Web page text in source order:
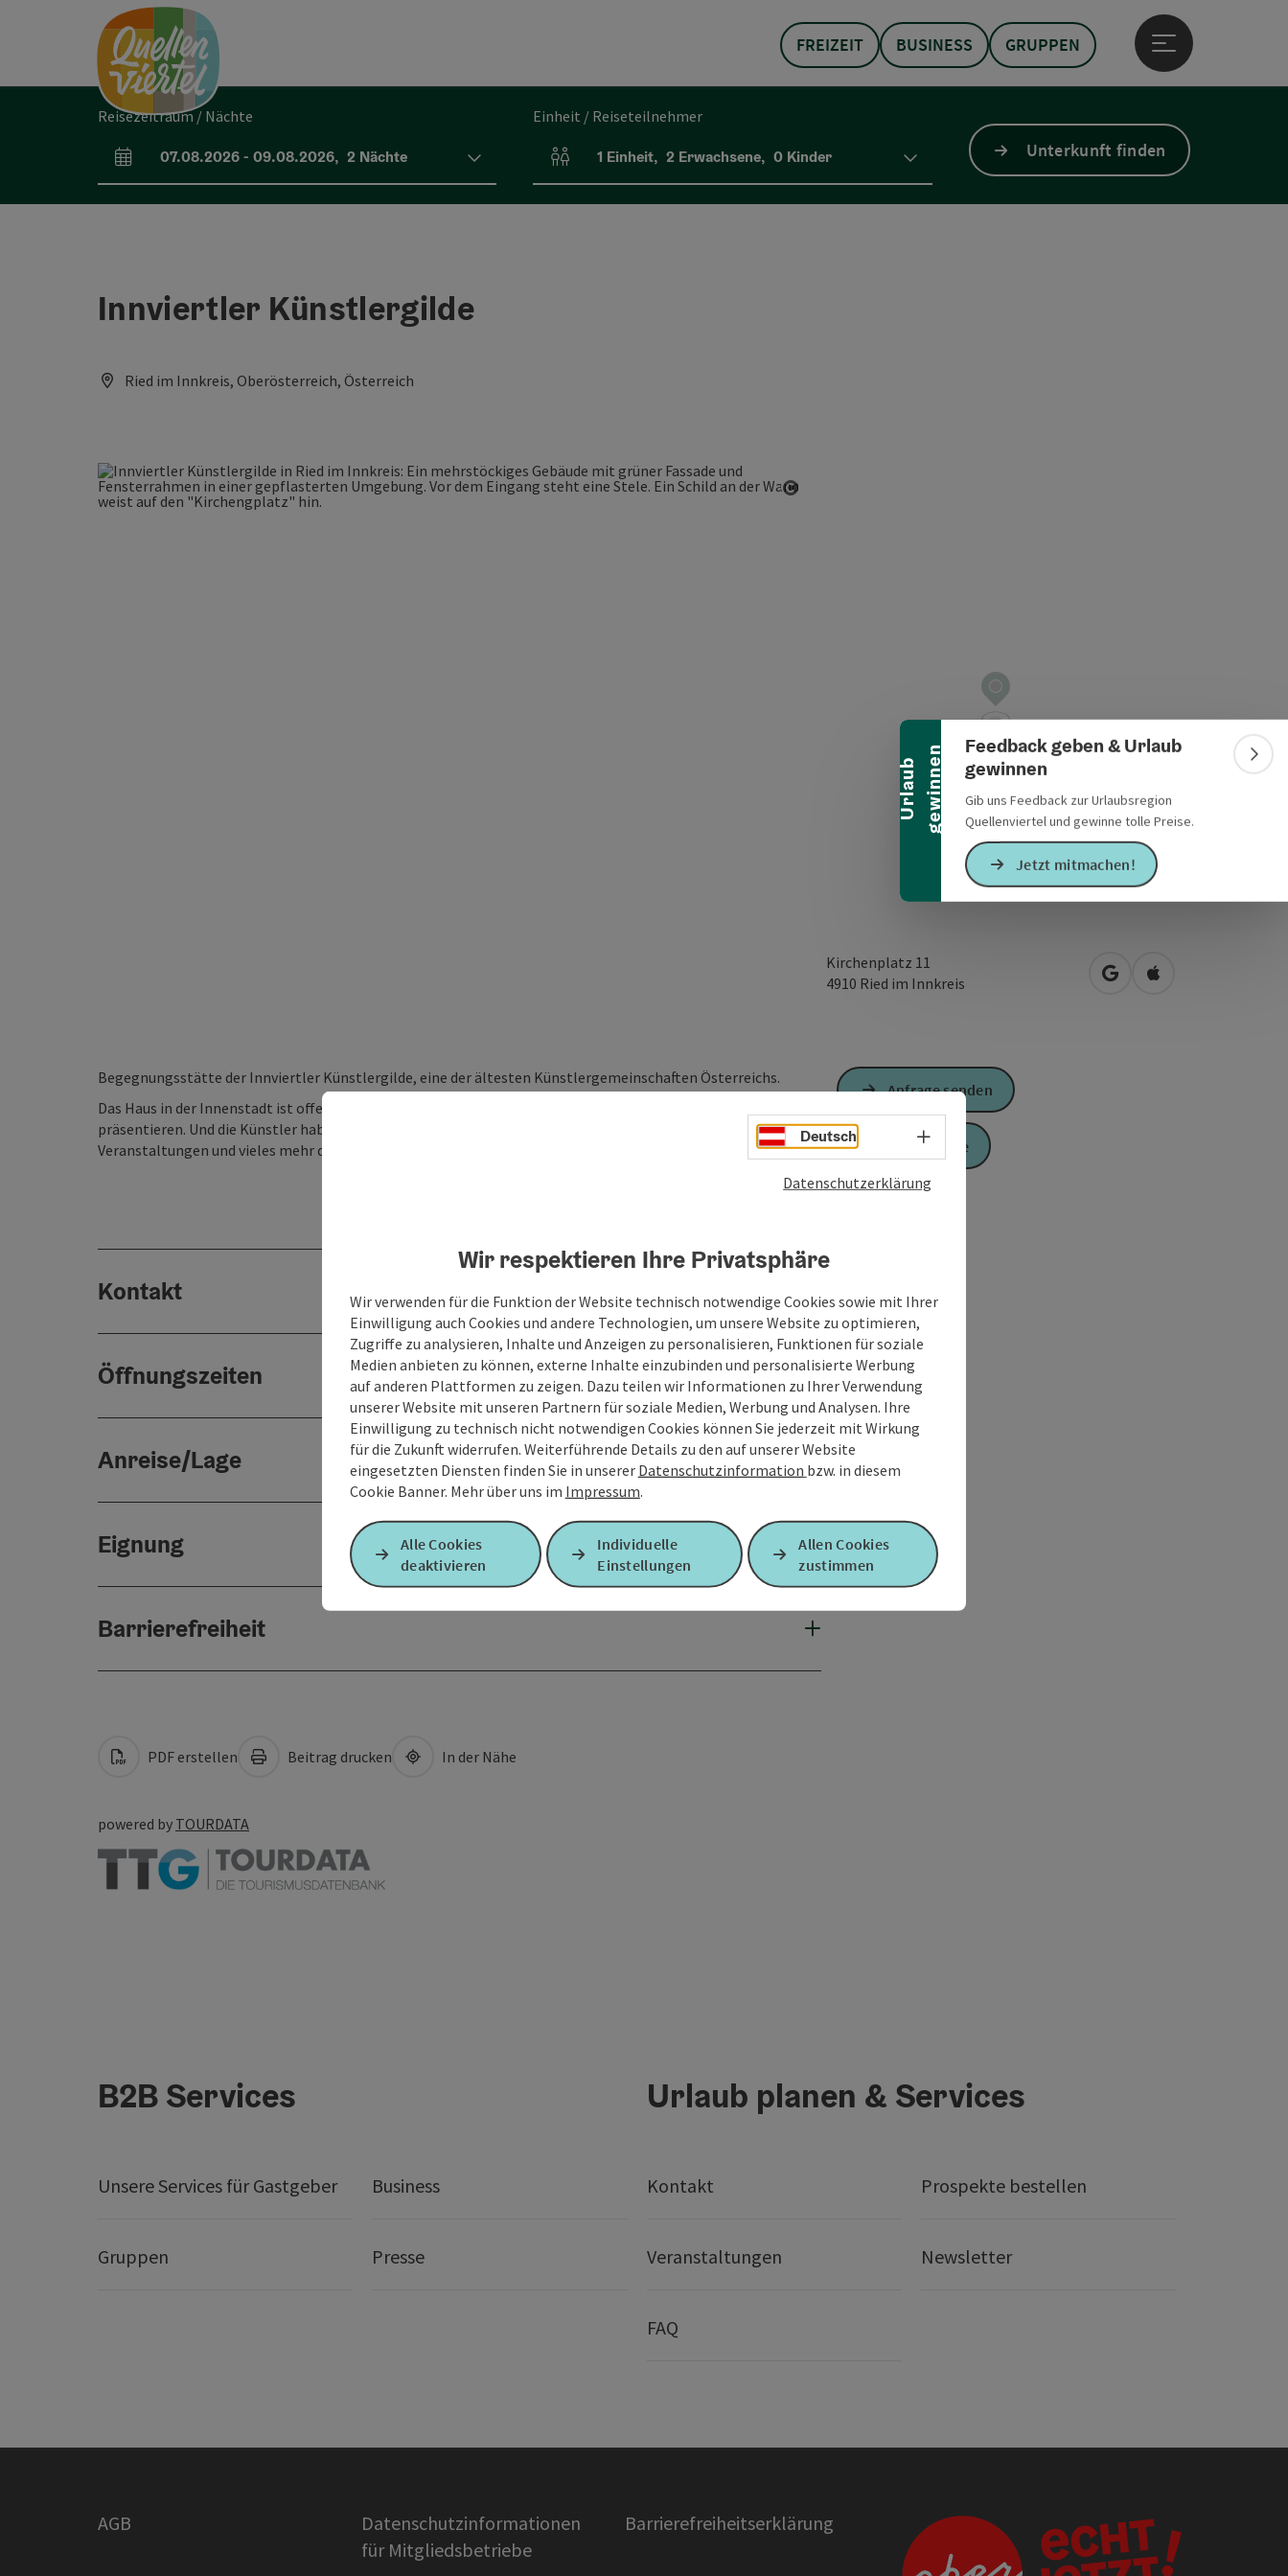
Zum InhaltAccesskey
[0]
Zur NavigationAccesskey
Zum Seitenanfang Accesskey
U
r
l
a
u
b
g
e
w
i
n
n
e n
Banner einklappen
Feedback geben & Urlaub
gewinnen
Gib uns Feedback zur Urlaubsregion
Quellenviertel und gewinne tolle Preise.
Jetzt mitmachen!
FREIZEIT BUSINESS GRUPPEN
Hauptmenü öffnen
Reisezeitraum / Nächte
An- und Abreisefelder
07.08.2026- 09.08.2026, 2 Nächte
Einheit / Reiseteilnehmer
Einheitenanzahl und Personenfelder
1 Einheit, 2 Erwachsene, 0 Kinder Unterkunft finden
Innviertler Künstlergilde
Ried im Innkreis, Oberösterreich, Österreich
Kirchenplatz 11
4910 Ried im Innkreis in Google Maps öffnen
in Apple Maps
Begegnungsstätte der Innviertler Künstlergilde, eine der ältesten Künstlergemeinschaften Österreichs.
Das Haus in der Innenstadt ist offen, von außen sehr einsehbar. Die Gildenmeister können sich hier sehr gut
präsentieren. Und die Künstler haben in dem Haus einiges vor. So sollen Ausstellungen, Lesungen, Musik-
Veranstaltungen und vieles mehr die Vielfalt der Gilde zeigen.
Kontakt
Öffnungszeiten
Anreise/Lage
Eignung
Barrierefreiheit
Anfrage senden
Zur Website
PDF erstellen Beitrag drucken In der Nähe
powered by TOURDATA
B2B Services
Unsere Services für Gastgeber Business
Gruppen Presse
Urlaub planen & Services
Kontakt Prospekte bestellen
Veranstaltungen Newsletter
FAQ
AGB
Datenschutzinformationen
für Mitgliedsbetriebe
Barrierefreiheitserklärung
Deutsch Sprachwahl - Menü öffnen
Datenschutzerklärung
Wir respektieren Ihre Privatsphäre
Wir verwenden für die Funktion der Website technisch notwendige Cookies sowie mit Ihrer
Einwilligung auch Cookies und andere Technologien, um unsere Website zu optimieren,
Zugriffe zu analysieren, Inhalte und Anzeigen zu personalisieren, Funktionen für soziale
Medien anbieten zu können, externe Inhalte einzubinden und personalisierte Werbung
auf anderen Plattformen zu zeigen. Dazu teilen wir Informationen zu Ihrer Verwendung
unserer Website mit unseren Partnern für soziale Medien, Werbung und Analysen. Ihre
Einwilligung zu technisch nicht notwendigen Cookies können Sie jederzeit mit Wirkung
für die Zukunft widerrufen. Weiterführende Details zu den auf unserer Website
eingesetzten Diensten finden Sie in unserer Datenschutzinformation bzw. in diesem
Cookie Banner. Mehr über uns im Impressum.
Alle Cookies
deaktivieren
Individuelle
Einstellungen
Allen Cookies
zustimmen